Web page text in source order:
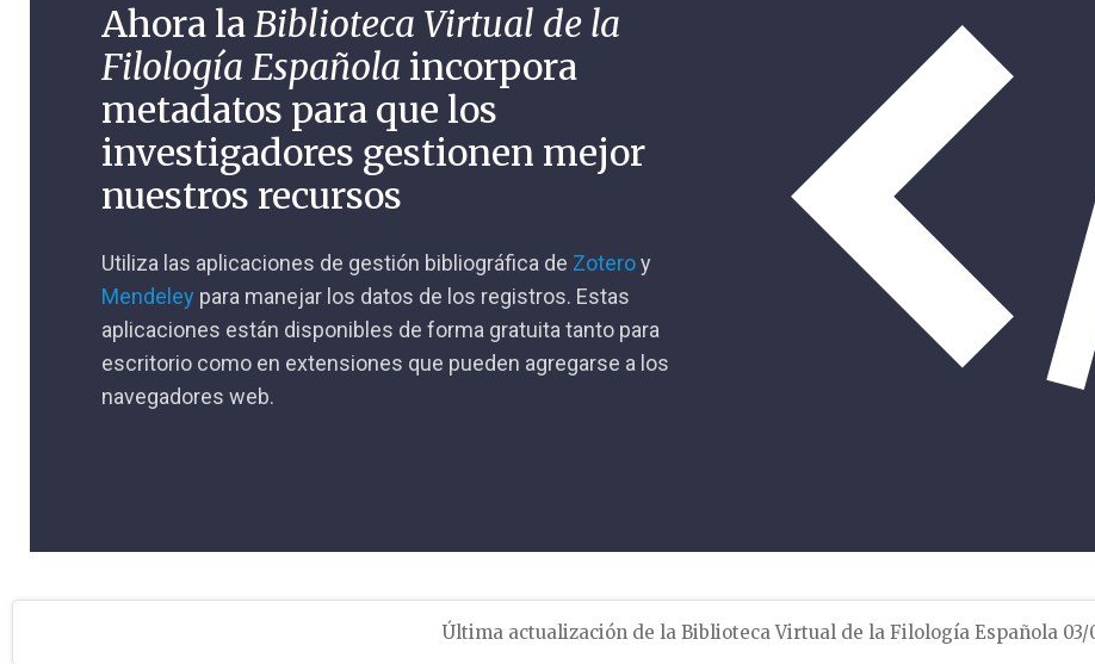
Ahora laBiblioteca Virtual de la
Filología Española incorpora
metadatos para que los
investigadores gestionen mejor
nuestros recursos
Utiliza las aplicaciones de gestión bibliográfica de Zoteroy
Mendeley para manejar los datos de los registros. Estas
aplicaciones están disponibles de forma gratuita tanto para
escritorio como en extensiones que pueden agregarse a los
navegadores web.
Última actualización de la Biblioteca Virtual de la Filología Española 03/